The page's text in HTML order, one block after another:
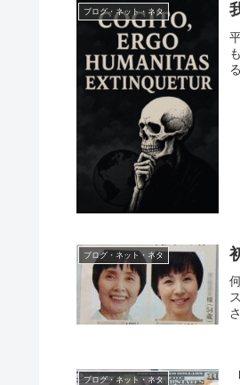
ブログ・ネット・ネタ
ブログ・ネット・ネタ
ブログ・ネット・ネタ